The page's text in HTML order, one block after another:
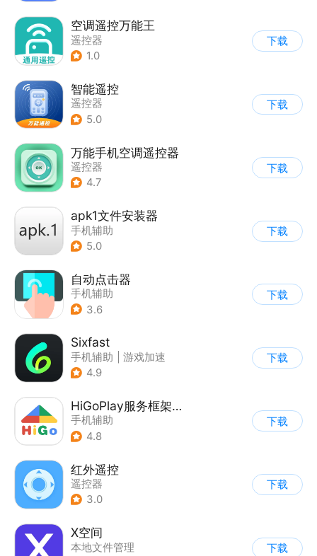
空调遥控万能王
遥控器
1.0
下载
智能遥控
遥控器
5.0
下载
万能手机空调遥控器
遥控器
4.7
下载
apk1文件安装器
手机辅助
5.0
下载
自动点击器
手机辅助
3.6
下载
Sixfast
手机辅助
游戏加速
4.9
下载
HiGoPlay服务框架安装器
手机辅助
4.8
下载
红外遥控
遥控器
3.0
下载
X空间
本地文件管理
下载